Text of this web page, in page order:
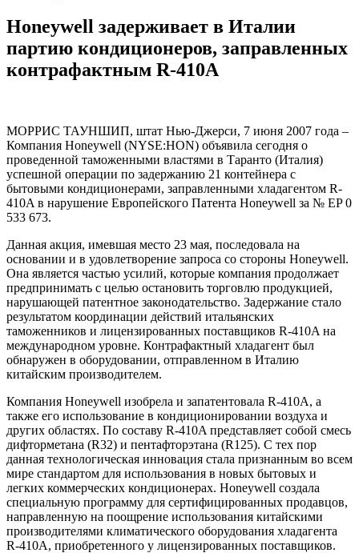
Honeywell задерживает в Италии
партию кондиционеров, заправленных
контрафактным R-410A
МОРРИС ТАУНШИП, штат Нью-Джерси, 7 июня 2007 года –
Компания Honeywell (NYSE:HON) объявила сегодня о
проведенной таможенными властями в Таранто (Италия)
успешной операции по задержанию 21 контейнера с
бытовыми кондиционерами, заправленными хладагентом R-
410A в нарушение Европейского Патента Honeywell за № EP 0
533 673.
Данная акция, имевшая место 23 мая, последовала на
основании и в удовлетворение запроса со стороны Honeywell.
Она является частью усилий, которые компания продолжает
предпринимать с целью остановить торговлю продукцией,
нарушающей патентное законодательство. Задержание стало
результатом координации действий итальянских
таможенников и лицензированных поставщиков R-410A на
международном уровне. Контрафактный хладагент был
обнаружен в оборудовании, отправленном в Италию
китайским производителем.
Компания Honeywell изобрела и запатентовала R-410A, а
также его использование в кондиционировании воздуха и
других областях. По составу R-410A представляет собой смесь
дифторметана (R32) и пентафторэтана (R125). С тех пор
данная технологическая инновация стала признанным во всем
мире стандартом для использования в новых бытовых и
легких коммерческих кондиционерах. Honeywell создала
специальную программу для сертифицированных продавцов,
направленную на поощрение использования китайскими
производителями климатического оборудования хладагента
R-410A, приобретенного у лицензированных поставщиков.